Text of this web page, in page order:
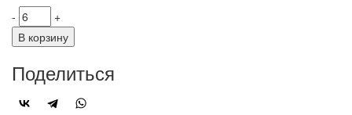
-
+
В корзину
Поделиться